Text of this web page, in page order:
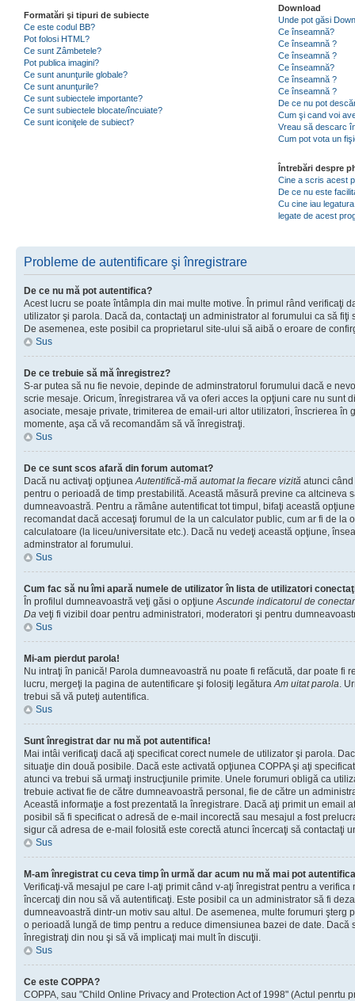
Formatări şi tipuri de subiecte
Ce este codul BB?
Pot folosi HTML?
Ce sunt Zâmbetele?
Pot publica imagini?
Ce sunt anunţurile globale?
Ce sunt anunţurile?
Ce sunt subiectele importante?
Ce sunt subiectele blocate/încuiate?
Ce sunt iconiţele de subiect?
Download
Unde pot găsi
Ce înseamnă?
Ce înseamnă ?
Ce înseamnă ?
Ce înseamnă?
Ce înseamnă ?
Ce înseamnă ?
De ce nu pot
Cum şi cand voi
Vreau să descarc
Cum pot vota un
Întrebări despre
Cine a scris acest
De ce nu este
Cu cine iau
legate de acest
Probleme de autentificare şi înregistrare
De ce nu mă pot autentifica?
Acest lucru se poate întâmpla din mai multe motive. În primul rând verificaţi
utilizator şi parola. Dacă da, contactaţi un administrator al forumului ca să fiţi
De asemenea, este posibil ca proprietarul site-ului să aibă o eroare de
Sus
De ce trebuie să mă înregistrez?
S-ar putea să nu fie nevoie, depinde de adminstratorul forumului dacă e
scrie mesaje. Oricum, înregistrarea vă va oferi acces la opţiuni care nu sunt
asociate, mesaje private, trimiterea de email-uri altor utilizatori, înscrierea în
momente, aşa că vă recomandăm să vă înregistraţi.
Sus
De ce sunt scos afară din forum automat?
Dacă nu activaţi opţiuneaAutentifică-mă automat la fiecare vizită atunci
pentru o perioadă de timp prestabilită. Această măsură previne ca altcineva
dumneavoastră. Pentru a rămâne autentificat tot timpul, bifaţi această
recomandat dacă accesaţi forumul de la un calculator public, cum ar fi de la
calculatoare (la liceu/universitate etc.). Dacă nu vedeţi această opţiune,
adminstrator al forumului.
Sus
Cum fac să nu îmi apară numele de utilizator în lista de utilizatori
În profilul dumneavoastră veţi găsi o opţiuneAscunde indicatorul de
Da veţi fi vizibil doar pentru administratori, moderatori şi pentru
Sus
Mi-am pierdut parola!
Nu intraţi în panică! Parola dumneavoastră nu poate fi refăcută, dar poate fi
lucru, mergeţi la pagina de autentificare şi folosiţi legăturaAm uitat parola.
trebui să vă puteţi autentifica.
Sus
Sunt înregistrat dar nu mă pot autentifica!
Mai intâi verificaţi dacă aţi specificat corect numele de utilizator şi parola.
situaţie din două posibile. Dacă este activată opţiunea COPPA şi aţi
atunci va trebui să urmaţi instrucţiunile primite. Unele forumuri obligă ca
trebuie activat fie de către dumneavoastră personal, fie de către un
Această informaţie a fost prezentată la înregistrare. Dacă aţi primit un email
posibil să fi specificat o adresă de e-mail incorectă sau mesajul a fost
sigur că adresa de e-mail folosită este corectă atunci încercaţi să contactaţi
Sus
M-am înregistrat cu ceva timp în urmă dar acum nu mă mai pot
Verificaţi-vă mesajul pe care l-aţi primit când v-aţi înregistrat pentru a
încercaţi din nou să vă autentificaţi. Este posibil ca un administrator să fi
dumneavoastră dintr-un motiv sau altul. De asemenea, multe forumuri şterg
o perioadă lungă de timp pentru a reduce dimensiunea bazei de date. Dacă
înregistraţi din nou şi să vă implicaţi mai mult în discuţii.
Sus
Ce este COPPA?
COPPA, sau "Child Online Privacy and Protection Act of 1998" (Actul penrtu